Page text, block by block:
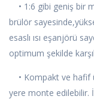
• 1:6 gibi geniş bir
brülör
esaslı ısı eşanjörü
optimum şekilde
• Kompakt ve hafif
yere monte edilebilir.